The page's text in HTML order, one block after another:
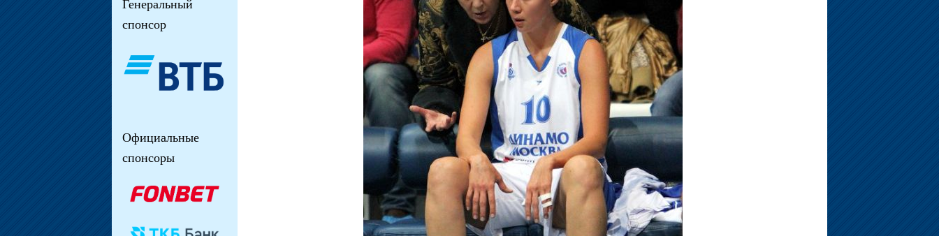
Генеральный
спонсор
Официальные
спонсоры